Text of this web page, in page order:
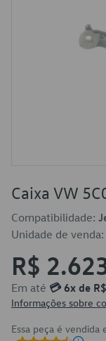
Caixa VW
Compatibilidade:
Unidade de venda:
R$
Em até 💳 6x de
Informações sobre
Essa peça é